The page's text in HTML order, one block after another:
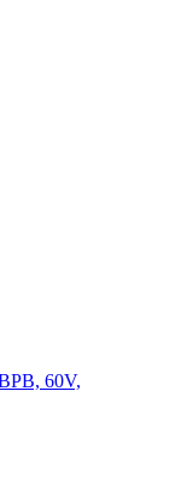
60V,